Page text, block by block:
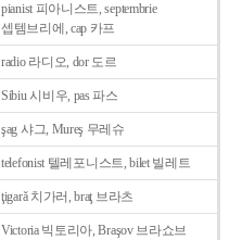
pianist 피아니스트, septembrie
셉템브리에, cap 카프
radio 라디오, dor 도르
Sibiu 시비우, pas 파스
şag 샤그, Mureş 무레슈
telefonist 텔레포니스트, bilet 빌레트
ţigarǎ 치가러, braţ 브라츠
Victoria 빅토리아, Braşov 브라쇼브